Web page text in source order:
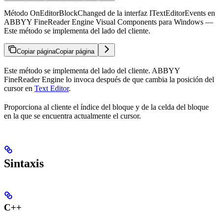
Método OnEditorBlockChanged de la interfaz ITextEditorEvents en
ABBYY FineReader Engine Visual Components para Windows —
Este método se implementa del lado del cliente.
Copiar páginaCopiar página
Este método se implementa del lado del cliente. ABBYY
FineReader Engine lo invoca después de que cambia la posición del
cursor en Text Editor.
Proporciona al cliente el índice del bloque y de la celda del bloque
en la que se encuentra actualmente el cursor.
Sintaxis
C++